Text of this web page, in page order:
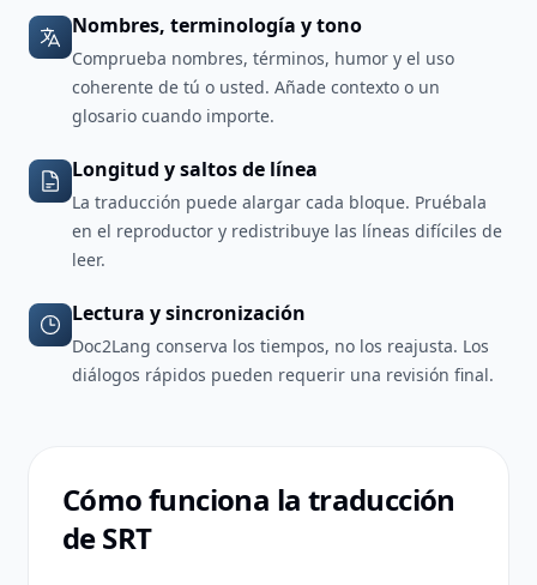
Nombres, terminología y tono
Comprueba nombres, términos, humor y el uso
coherente de tú o usted. Añade contexto o un
glosario cuando importe.
Longitud y saltos de línea
La traducción puede alargar cada bloque. Pruébala
en el reproductor y redistribuye las líneas difíciles de
leer.
Lectura y sincronización
Doc2Lang conserva los tiempos, no los reajusta. Los
diálogos rápidos pueden requerir una revisión final.
Cómo funciona la traducción
de SRT